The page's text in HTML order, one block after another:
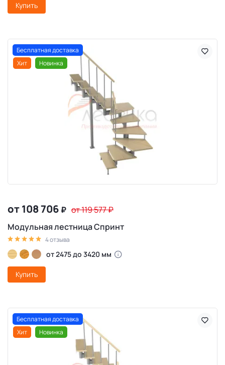
Купить
Бесплатная доставка
Хит
Новинка
от 108 706 ₽ от 119 577₽
Модульная лестница Спринт
4 отзыва
от 2475 до 3420 мм
Купить
Бесплатная доставка
Хит
Новинка